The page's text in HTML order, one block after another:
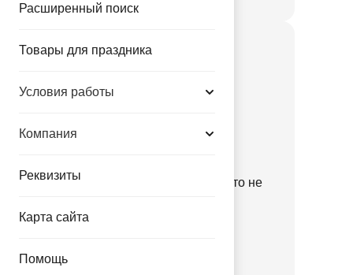
Расширенный поиск
Товары для праздника
Условия работы
Компания
Реквизиты
Карта сайта
Помощь
Шар с рисунком 14" Никто не